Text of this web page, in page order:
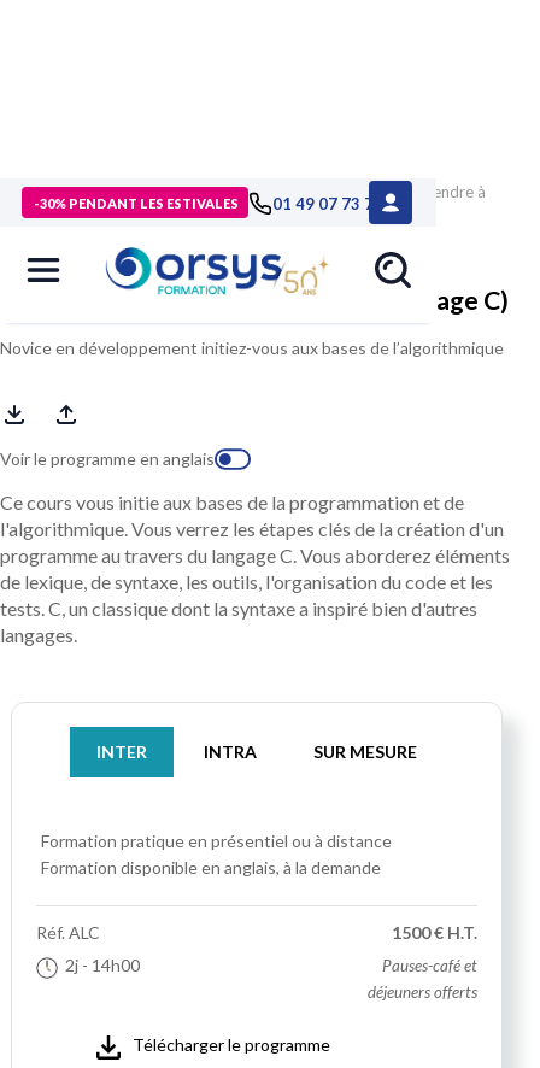
-30% PENDANT LES ESTIVALES 01 49 07 73 73
> Formations>Technologies numériques
Formation Apprendre à
programmer (avec le langage C)
Apprendre à programmer (avec le langage C)
Novice en développement initiez-vous aux bases de l’algorithmique
Voir le programme en anglais
Ce cours vous initie aux bases de la programmation et de
l'algorithmique. Vous verrez les étapes clés de la création d'un
programme au travers du langage C. Vous aborderez éléments
de lexique, de syntaxe, les outils, l'organisation du code et les
tests. C, un classique dont la syntaxe a inspiré bien d'autres
langages.
INTER INTRA SUR MESURE
Formation pratique en présentiel ou à distance
Formation disponible en anglais, à la demande
Réf.ALC
2j - 14h00
1500 € H.T.
Pauses-café et
déjeuners offerts
Télécharger le programme